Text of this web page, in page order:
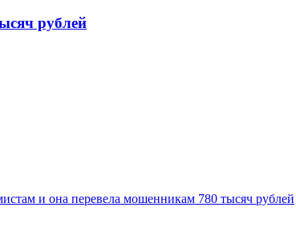
рублей
и она перевела мошенникам 780 тысяч рублей